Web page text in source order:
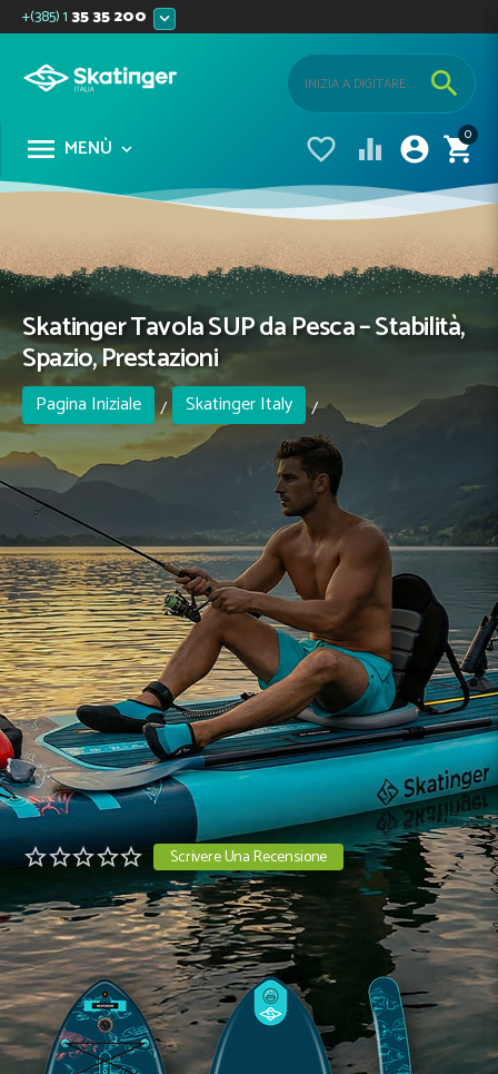
+(385) 135 35 200 
0


 

 MENÙ 
Skatinger Tavola SUP da Pesca – Stabilità,
Spazio, Prestazioni
Pagina Iniziale / Skatinger Italy
/
Tavola da Pesca SUP
Scrivere Una Recensione